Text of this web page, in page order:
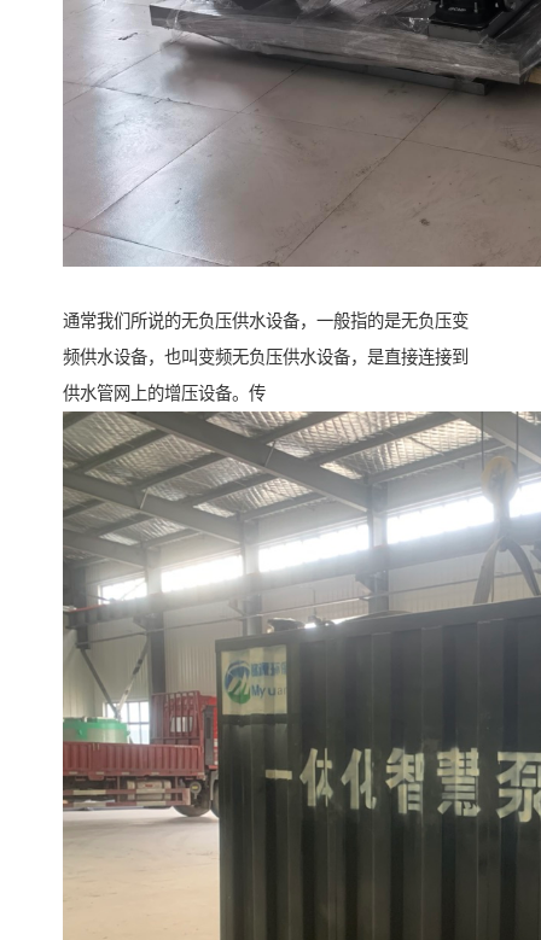
通常我们所说的无负压供水设备，一般指的是无负压变
频供水设备，也叫变频无负压供水设备，是直接连接到
供水管网上的增压设备。传